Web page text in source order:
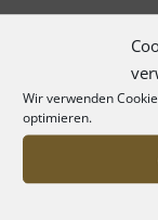
Wir verwenden
optimieren.